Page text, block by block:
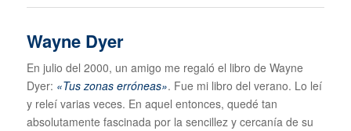
Wayne Dyer
En julio del 2000, un amigo me regaló el libro de Wayne
Dyer: «Tus zonas erróneas». Fue mi libro del verano. Lo leí
y releí varias veces. En aquel entonces, quedé tan
absolutamente fascinada por la sencillez y cercanía de su